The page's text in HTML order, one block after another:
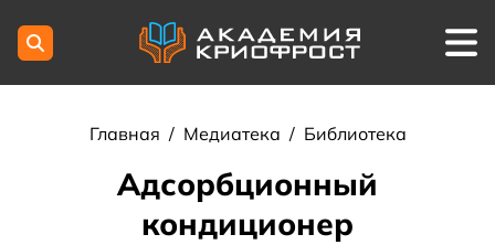
Главная / Медиатека / Библиотека
Адсорбционный
кондиционер